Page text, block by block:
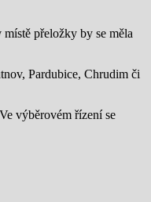
přeložky by se měla
Pardubice, Chrudim či
výběrovém řízení se